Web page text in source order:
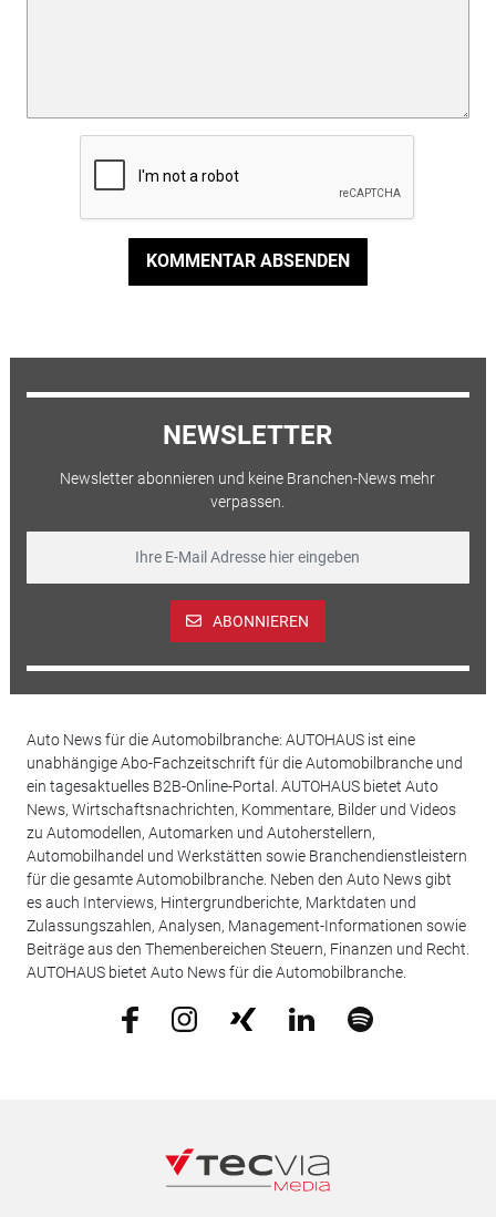
KOMMENTAR ABSENDEN
NEWSLETTER
Newsletter abonnieren und keine Branchen-News mehr
verpassen.
ABONNIEREN
Auto News für die Automobilbranche: AUTOHAUS ist eine
unabhängige Abo-Fachzeitschrift für die Automobilbranche und
ein tagesaktuelles B2B-Online-Portal. AUTOHAUS bietet Auto
News, Wirtschaftsnachrichten, Kommentare, Bilder und Videos
zu Automodellen, Automarken und Autoherstellern,
Automobilhandel und Werkstätten sowie Branchendienstleistern
für die gesamte Automobilbranche. Neben den Auto News gibt
es auch Interviews, Hintergrundberichte, Marktdaten und
Zulassungszahlen, Analysen, Management-Informationen sowie
Beiträge aus den Themenbereichen Steuern, Finanzen und Recht.
AUTOHAUS bietet Auto News für die Automobilbranche.